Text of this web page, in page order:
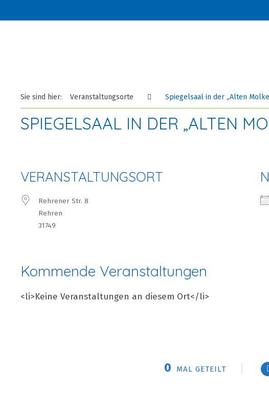
Sie sind hier: Veranstaltungsorte Spiegelsaal in der „Alten
SPIEGELSAAL IN DER „ALTEN
VERANSTALTUNGSORT
Rehrener Str. 8
Rehren
31749
Kommende Veranstaltungen
<li>Keine Veranstaltungen an diesem Ort</li>
0 MAL GETEILT